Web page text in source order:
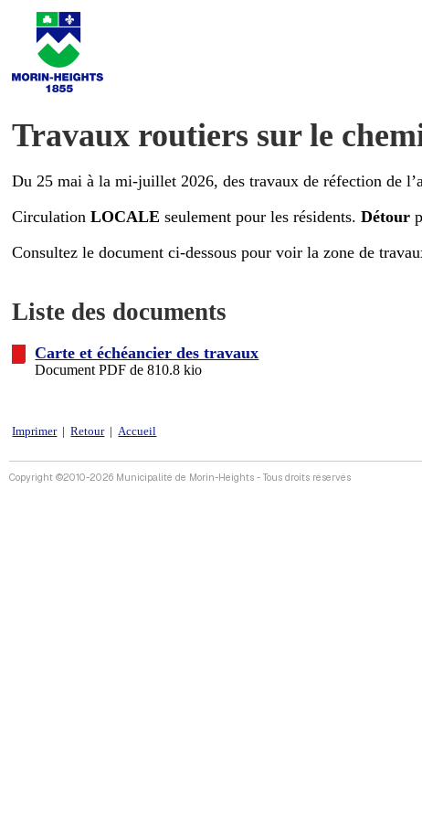
Travaux routiers sur le
Du 25 mai à la mi-juillet 2026, des travaux de réfection de
CirculationLOCALE seulement pour les résidents.Détour
Consultez le document ci-dessous pour voir la zone de
Liste des documents
Carte et échéancier des travaux
Document PDF de 810.8 kio
Imprimer|Retour|Accueil
Copyright ©2010-2026 Municipalité de Morin-Heights - Tous droits réservés